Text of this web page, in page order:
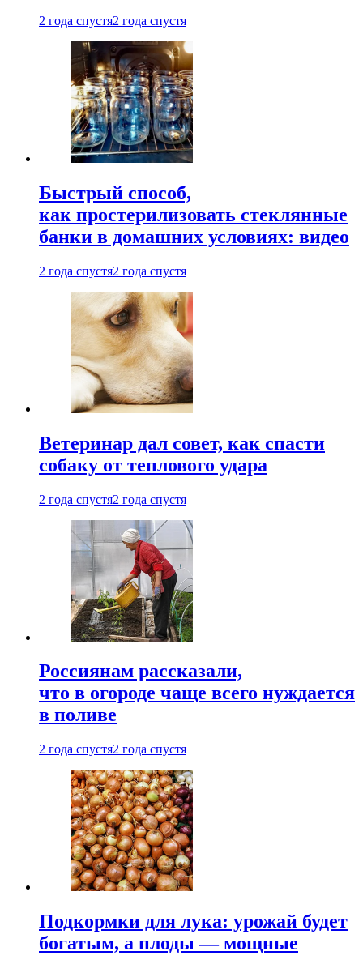
2 года спустя2 года спустя
Быстрый способ,
как простерилизовать стеклянные
банки в домашних условиях: видео
2 года спустя2 года спустя
Ветеринар дал совет, как спасти
собаку от теплового удара
2 года спустя2 года спустя
Россиянам рассказали,
что в огороде чаще всего нуждается
в поливе
2 года спустя2 года спустя
Подкормки для лука: урожай будет
богатым, а плоды — мощные